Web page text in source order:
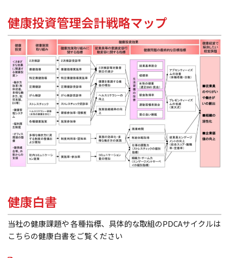
健康投資管理会計戦略マップ
健康白書
当社の健康課題や 各種指標、具体的な取組のPDCAサイクルは
こちらの健康白書をご覧ください